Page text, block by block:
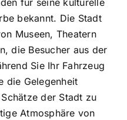
für seine kulturelle
bekannt. Die Stadt
Museen, Theatern
die Besucher aus der
Sie Ihr Fahrzeug
die Gelegenheit
der Stadt zu
Atmosphäre von